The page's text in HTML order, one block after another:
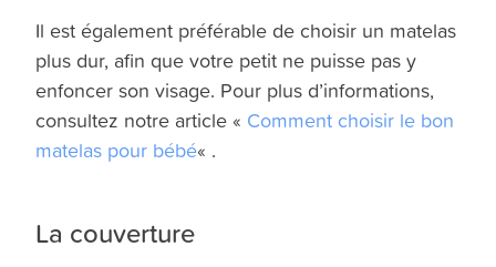
Il est également préférable de choisir un matelas
plus dur, afin que votre petit ne puisse pas y
enfoncer son visage. Pour plus d’informations,
consultez notre article « Comment choisir le bon
matelas pour bébé« .
La couverture